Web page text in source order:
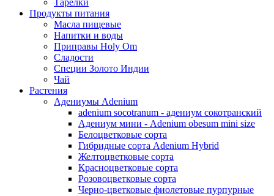
Тарелки
Продукты питания
Масла пищевые
Напитки и воды
Приправы Holy Om
Сладости
Специи Золото Индии
Чай
Растения
Адениумы Adenium
adenium socotranum - адениум сокотранский
Адениум мини - Adenium obesum mini size
Белоцветковые сорта
Гибридные сорта Adenium Hybrid
Желтоцветковые сорта
Красноцветковые сорта
Розовоцветковые сорта
Черно-цветковые фиолетовые пурпурные